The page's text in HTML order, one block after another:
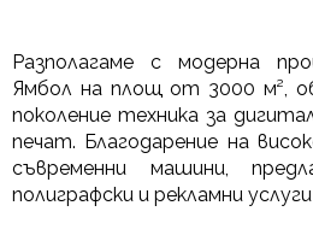
Разполагаме с модерна
Ямбол на площ от 3000 м²,
поколение техника за
печат. Благодарение на
съвременни машини,
полиграфски и рекламни